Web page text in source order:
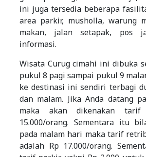
ini juga tersedia beberapa
area parkir, musholla, warung
makan, jalan setapak, pos
informasi.
Wisata Curug cimahi ini dibuka
pukul 8 pagi sampai pukul 9
ke destinasi ini sendiri terbagi
dan malam. Jika Anda datang
maka akan dikenakan tarif
15.000/orang. Sementara itu
pada malam hari maka tarif
adalah Rp 17.000/orang.